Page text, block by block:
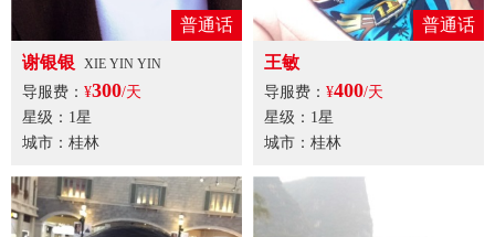
普通话
谢银银
XIE YIN YIN
导服费： ¥300/天
星级：1星
城市：桂林
普通话
王敏
导服费： ¥400/天
星级：1星
城市：桂林